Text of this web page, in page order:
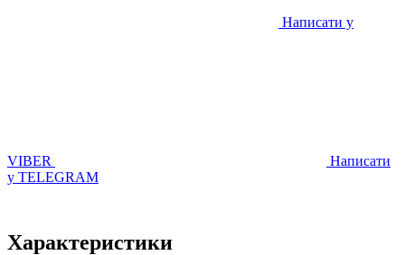
Написати у
VIBER
Написати
у TELEGRAM
Характеристики